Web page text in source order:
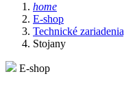
home
E-shop
Technické
Stojany
E-shop